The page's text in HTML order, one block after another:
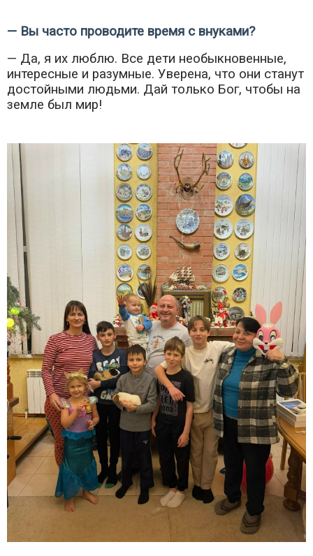
— Вы часто проводите время с внуками?
— Да, я их люблю. Все дети необыкновенные,
интересные и разумные. Уверена, что они станут
достойными людьми. Дай только Бог, чтобы на
земле был мир!